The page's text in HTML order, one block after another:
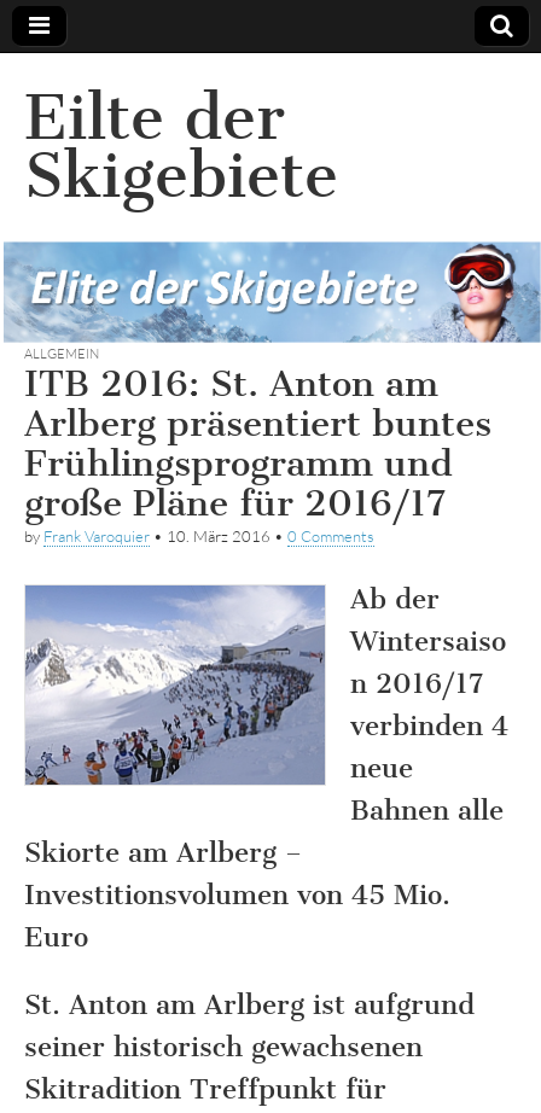
Eilte der
Skigebiete
ALLGEMEIN
ITB 2016: St. Anton am
Arlberg präsentiert buntes
Frühlingsprogramm und
große Pläne für 2016/17
by Frank Varoquier • 10. März 2016 • 0 Comments
Ab der
Wintersaiso
n 2016/17
verbinden 4
neue
Bahnen alle
Skiorte am Arlberg –
Investitionsvolumen von 45 Mio.
Euro
St. Anton am Arlberg ist aufgrund
seiner historisch gewachsenen
Skitradition Treffpunkt für